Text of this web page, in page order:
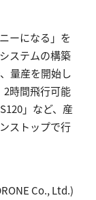
ーになる」を
ステムの構築
量産を開始し
2時間飛行可能
」など、産
ストップで行
Co., Ltd.)